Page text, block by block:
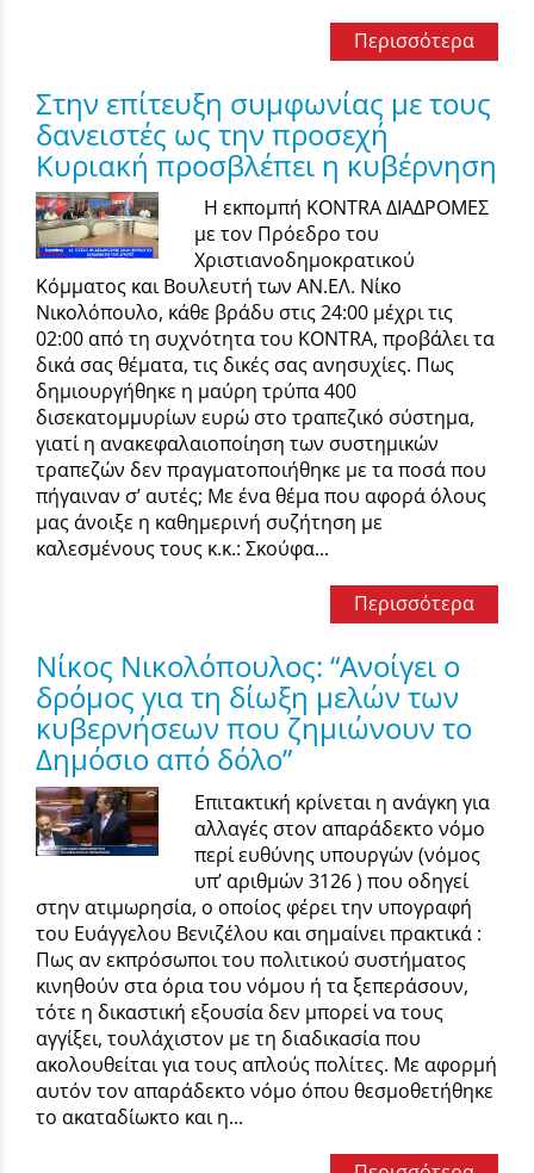
Περισσότερα
Στην επίτευξη συμφωνίας με τους
δανειστές ως την προσεχή
Κυριακή προσβλέπει η κυβέρνηση
Η εκπομπή KONTRA ΔΙΑΔΡΟΜΕΣ
με τον Πρόεδρο του
Χριστιανοδημοκρατικού
Κόμματος και Βουλευτή των ΑΝ.ΕΛ. Νίκο
Νικολόπουλο, κάθε βράδυ στις 24:00 μέχρι τις
02:00 από τη συχνότητα του KONTRA, προβάλει τα
δικά σας θέματα, τις δικές σας ανησυχίες. Πως
δημιουργήθηκε η μαύρη τρύπα 400
δισεκατομμυρίων ευρώ στο τραπεζικό σύστημα,
γιατί η ανακεφαλαιοποίηση των συστημικών
τραπεζών δεν πραγματοποιήθηκε με τα ποσά που
πήγαιναν σ’ αυτές; Με ένα θέμα που αφορά όλους
μας άνοιξε η καθημερινή συζήτηση με
καλεσμένους τους κ.κ.: Σκούφα...
Περισσότερα
Νίκος Νικολόπουλος: “Ανοίγει ο
δρόμος για τη δίωξη μελών των
κυβερνήσεων που ζημιώνουν το
Δημόσιο από δόλο”
Επιτακτική κρίνεται η ανάγκη για
αλλαγές στον απαράδεκτο νόμο
περί ευθύνης υπουργών (νόμος
υπ’ αριθμών 3126 ) που οδηγεί
στην ατιμωρησία, ο οποίος φέρει την υπογραφή
του Ευάγγελου Βενιζέλου και σημαίνει πρακτικά :
Πως αν εκπρόσωποι του πολιτικού συστήματος
κινηθούν στα όρια του νόμου ή τα ξεπεράσουν,
τότε η δικαστική εξουσία δεν μπορεί να τους
αγγίξει, τουλάχιστον με τη διαδικασία που
ακολουθείται για τους απλούς πολίτες. Με αφορμή
αυτόν τον απαράδεκτο νόμο όπου θεσμοθετήθηκε
το ακαταδίωκτο και η...